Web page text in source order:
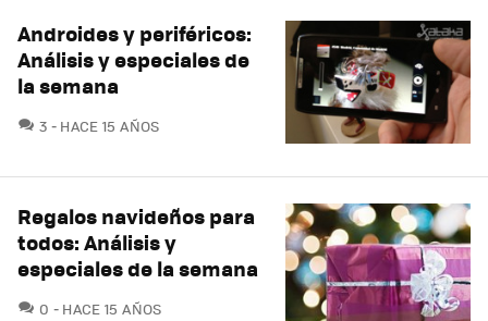
Androides y periféricos:
Análisis y especiales de
la semana
3 COMENTARIOS
HACE 15 AÑOS
Regalos navideños para
todos: Análisis y
especiales de la semana
0 COMENTARIOS
HACE 15 AÑOS